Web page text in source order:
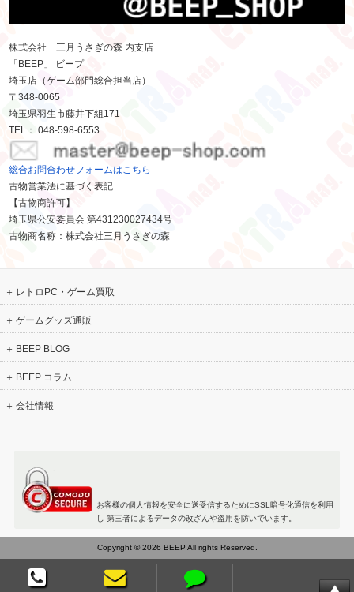
株式会社 三月うさぎの森 内支店
「BEEP」 ビープ
埼玉店（ゲーム部門総合担当店）
〒348-0065
埼玉県羽生市藤井下組171
TEL： 048-598-6553
総合お問合わせフォームはこちら
古物営業法に基づく表記
【古物商許可】
埼玉県公安委員会 第431230027434号
古物商名称：株式会社三月うさぎの森
レトロPC・ゲーム買取
ゲームグッズ通販
BEEP BLOG
BEEP コラム
会社情報
お客様の個人情報を安全に送受信するためにSSL暗号化通信を利用
し 第三者によるデータの改ざんや盗用を防いでいます。
Copyright © 2026 BEEP All rights Reserved.